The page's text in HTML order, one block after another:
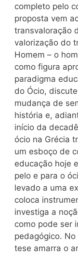
completo pelo
proposta vem
transvaloração
valorização do
Homem – o
como figura
paradigma
do Ócio,
mudança de
história e,
início da
ócio na Grécia
um esboço de
educação hoje
pelo e para o
levado a uma
coloca
investiga a
como pode ser
pedagógico.
tese amarra o